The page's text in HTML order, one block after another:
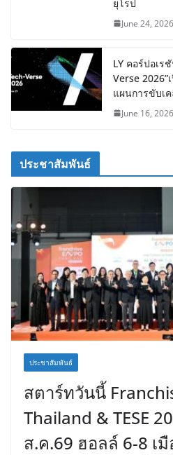
ยุโรป
June 24, 2026
LY คอร์ปอเร
Verse 2026”
แผนการขับเ
June 16, 2026
ประชาสัมพันธ์
ประชาสัมพันธ์
สตาร์ทวันนี้
Thailand & TESE
ส.ค.69 ฮอลล์ 6-8 เ